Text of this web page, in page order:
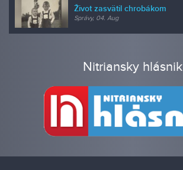
Život zasvätil chrobákom
Správy, 04. Aug
Nitriansky hlásnik